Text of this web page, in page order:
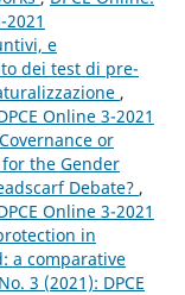
e
dei test di pre-
,
Online 3-2021
Covernance or
for the Gender
Debate? ,
Online 3-2021
in
a comparative
3 (2021): DPCE